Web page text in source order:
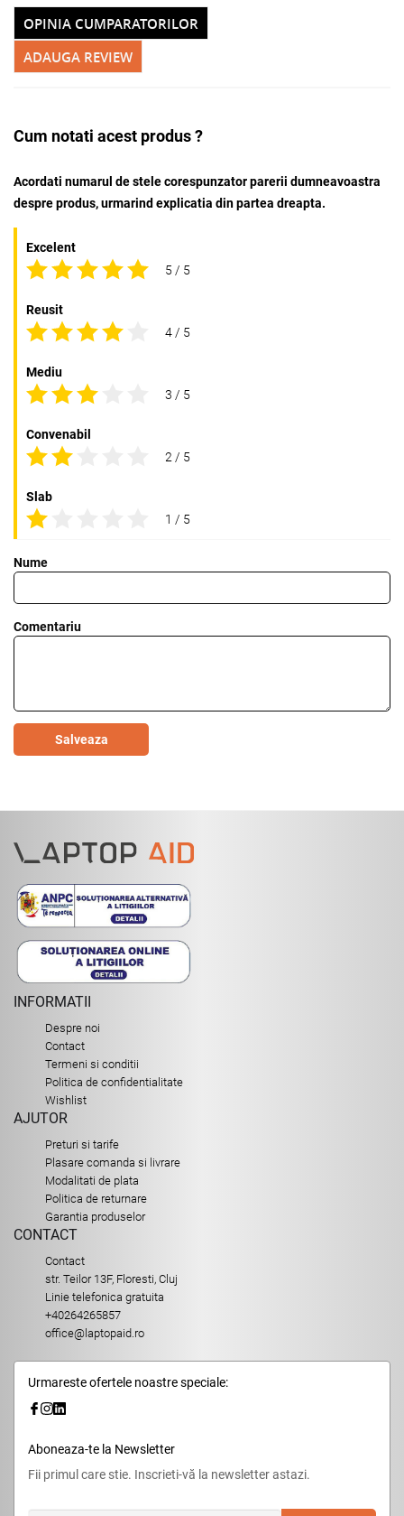
ADAUGA REVIEW
OPINIA CUMPARATORILOR
Cum notati acest produs ?
Acordati numarul de stele corespunzator parerii dumneavoastra
despre produs, urmarind explicatia din partea dreapta.
Excelent
5 / 5
Reusit
4 / 5
Mediu
3 / 5
Convenabil
2 / 5
Slab
1 / 5
Nume
Comentariu
Salveaza
INFORMATII
Despre noi
Contact
Termeni si conditii
Politica de confidentialitate
Wishlist
AJUTOR
Preturi si tarife
Plasare comanda si livrare
Modalitati de plata
Politica de returnare
Garantia produselor
CONTACT
Contact
str. Teilor 13F, Floresti, Cluj
Linie telefonica gratuita
+40264265857
office@laptopaid.ro
Urmareste ofertele noastre speciale:
Aboneaza-te la Newsletter
Fii primul care stie. Inscrieti-vă la newsletter astazi.